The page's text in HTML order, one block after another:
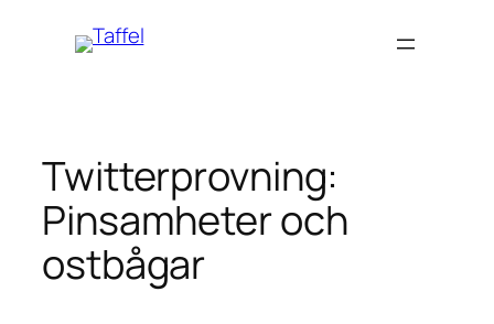
Twitterprovning:
Pinsamheter och
ostbågar